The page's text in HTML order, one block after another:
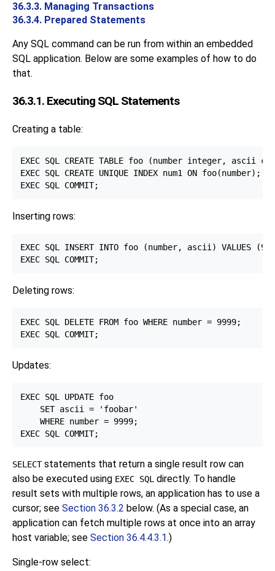
36.3.3. Managing Transactions
36.3.4. Prepared Statements
Any SQL command can be run from within an embedded
SQL application. Below are some examples of how to do
that.
36.3.1. Executing SQL Statements
Creating a table:
EXEC SQL CREATE TABLE foo (number integer, ascii
EXEC SQL CREATE UNIQUE INDEX num1 ON foo(number);
Inserting rows:
EXEC SQL INSERT INTO foo (number, ascii) VALUES
Deleting rows:
EXEC SQL DELETE FROM foo WHERE number = 9999;
Updates:
EXEC SQL UPDATE foo
    SET ascii = 'foobar'
    WHERE number = 9999;
SELECTstatements that return a single result row can
also be executed using EXEC SQL directly. To handle
result sets with multiple rows, an application has to use a
cursor; see Section 36.3.2 below. (As a special case, an
application can fetch multiple rows at once into an array
host variable; see Section 36.4.4.3.1.)
Single-row select: